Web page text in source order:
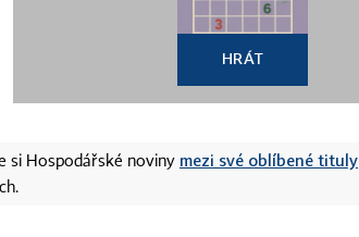
HRÁT
si Hospodářské noviny mezi své oblíbené tituly